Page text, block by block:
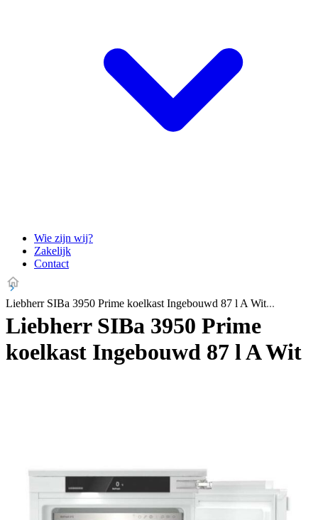
Wie zijn wij?
Zakelijk
Contact
Liebherr SIBa 3950 Prime koelkast Ingebouwd 87 l A Wit
Liebherr SIBa 3950 Prime
koelkast Ingebouwd 87 l A Wit